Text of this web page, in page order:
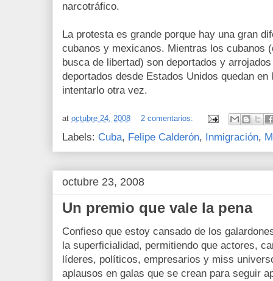
narcotráfico.
La protesta es grande porque hay una gran
cubanos y mexicanos. Mientras los cubanos
busca de libertad) son deportados y
deportados desde Estados Unidos quedan
intentarlo otra vez.
at octubre 24, 2008 2 comentarios:
Labels: Cuba, Felipe Calderón, Inmigración,
octubre 23, 2008
Un premio que vale la pena
Confieso que estoy cansado de los
la superficialidad, permitiendo que actores,
líderes, políticos, empresarios y miss
aplausos en galas que se crean para seguir